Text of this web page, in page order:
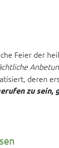
Feier der
deren
zu